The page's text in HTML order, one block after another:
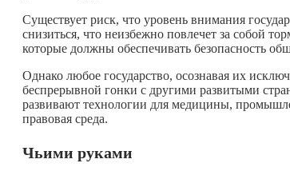
Существует риск, что уровень внимания
снизиться, что неизбежно повлечет за собой
которые должны обеспечивать безопасность
Однако любое государство, осознавая их
беспрерывной гонки с другими развитыми
развивают технологии для медицины,
правовая среда.
Чьими руками